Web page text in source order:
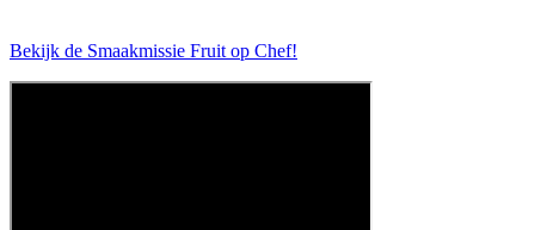
Bekijk de Smaakmissie Fruit op Chef!